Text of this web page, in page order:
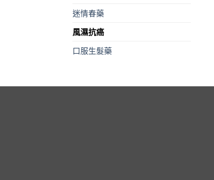
迷情春藥
風濕抗癌
口服生髮藥